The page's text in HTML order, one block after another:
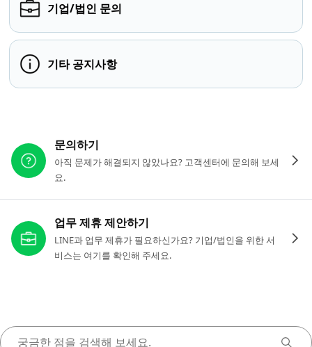
기업/법인 문의
기타 공지사항
문의하기
아직 문제가 해결되지 않았나요? 고객센터에 문의해 보세
요.
업무 제휴 제안하기
LINE과 업무 제휴가 필요하신가요? 기업/법인을 위한 서
비스는 여기를 확인해 주세요.